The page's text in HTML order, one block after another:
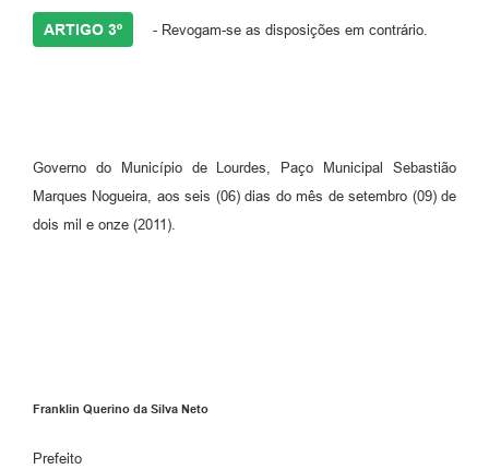
ARTIGO 3º - Revogam-se as disposições em contrário.
Governo do Município de Lourdes, Paço Municipal Sebastião
Marques Nogueira, aos seis (06) dias do mês de setembro (09) de
dois mil e onze (2011).
Franklin Querino da Silva Neto
Prefeito